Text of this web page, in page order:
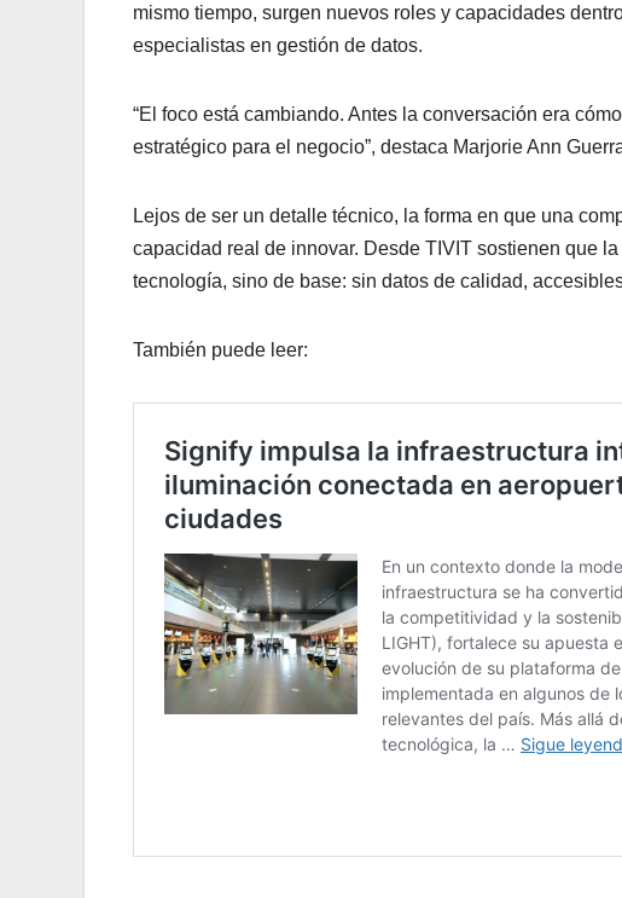
mismo tiempo, surgen nuevos roles y capacidades
especialistas en gestión de datos.
“El foco está cambiando. Antes la conversación era
estratégico para el negocio”, destaca Marjorie Ann
Lejos de ser un detalle técnico, la forma en que una
capacidad real de innovar. Desde TIVIT sostienen que
tecnología, sino de base: sin datos de calidad,
También puede leer: